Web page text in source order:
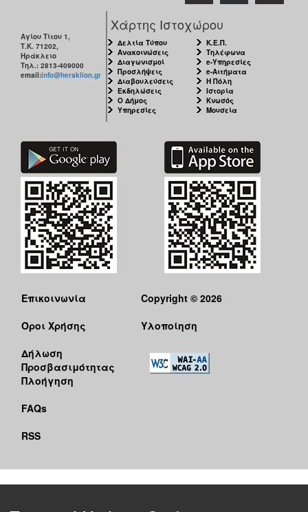
Κοινωνικό
Παντοπωλείο
Ισότητα
Αυτόματοι
Απινιδωτές
ΤΟΠΟΣ
ΠΟΛΙΤΙΣΜΟΣ
Αγίου Τίτου 1,
Τ.Κ. 71202,
Ηράκλειο
Τηλ.: 2813-409000
email:info@heraklion.gr
Χάρτης Ιστοχώρου
Δελτία Τύπου
Ανακοινώσεις
Διαγωνισμοί
Προσλήψεις
Διαβουλεύσεις
Εκδηλώσεις
Ο Δήμος
Υπηρεσίες
Κ.Ε.Π.
Τηλέφωνα
e-Υπηρεσίες
e-Αιτήματα
Η Πόλη
Ιστορία
Κνωσός
Μουσεία
Επικοινωνία
Όροι Χρήσης
Δήλωση
Προσβασιμότητας
Πλοήγηση
FAQs
RSS
Copyright © 2026
Υλοποίηση